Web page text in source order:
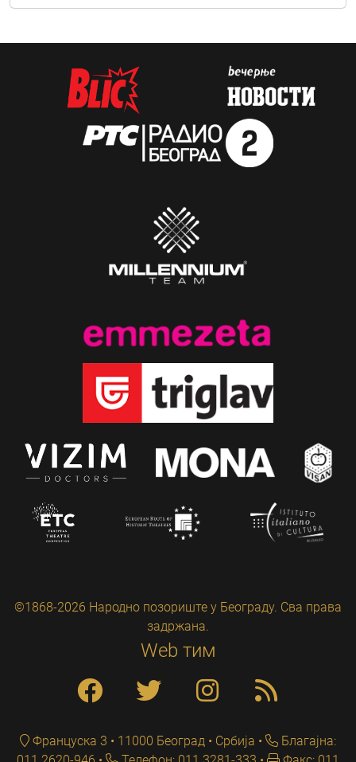
©1868-2026 Народно позориште у Београду. Сва права
задржана.
Web тим
Француска 3 • 11000 Београд • Србија
Благајна: